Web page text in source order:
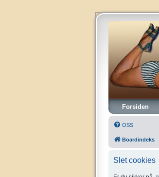
Forsiden
OSS
Boardindeks
Slet cookies